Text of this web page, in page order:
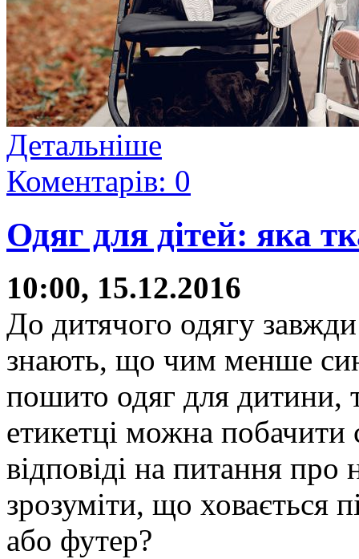
Детальніше
Коментарів: 0
Одяг для дітей: яка
10:00, 15.12.2016
До дитячого одягу
знають, що чим менше
пошито одяг для дитини,
етикетці можна побачити
відповіді на питання про
зрозуміти, що ховається
або футер?